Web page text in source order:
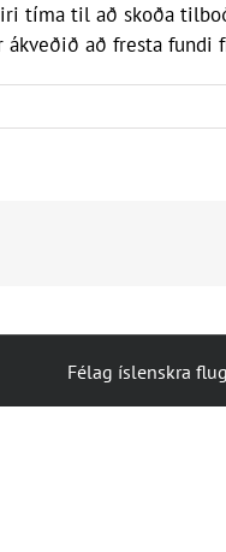
tíma til að skoða
að fresta
Félag íslenskra